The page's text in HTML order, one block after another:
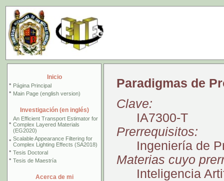
Inicio
° Página Principal
° Main Page (english version)
Investigación (en inglés)
°
An Efficient Transport Estimator for
Complex Layered Materials
(EG2020)
° Scalable Appearance Filtering for
Complex Lighting Effects (SA2018)
° Tesis Doctoral
° Tesis de Maestría
Acerca de mi
Paradigmas de
Clave:
IA7300-T
Prerrequisitos:
Ingeniería de
Materias cuyo
Inteligencia